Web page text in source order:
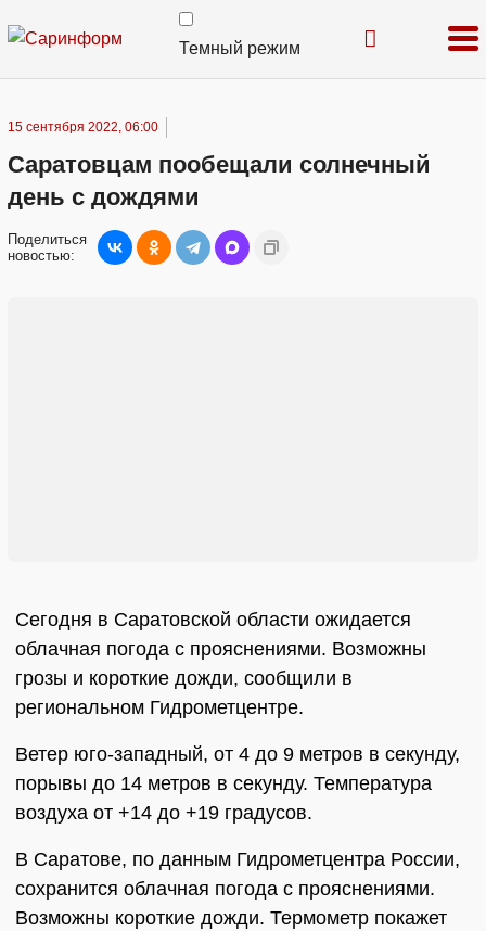
Темный режим
15 сентября 2022, 06:00
Саратовцам пообещали солнечный
день с дождями
Поделиться
новостью:
Сегодня в Саратовской области ожидается
облачная погода с прояснениями. Возможны
грозы и короткие дожди, сообщили в
региональном Гидрометцентре.
Ветер юго-западный, от 4 до 9 метров в секунду,
порывы до 14 метров в секунду. Температура
воздуха от +14 до +19 градусов.
В Саратове, по данным Гидрометцентра России,
сохранится облачная погода с прояснениями.
Возможны короткие дожди. Термометр покажет